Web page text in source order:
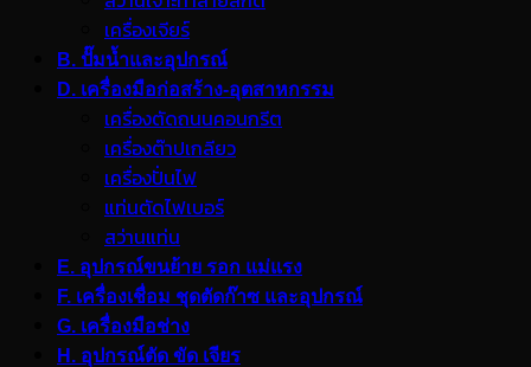
เครื่องเจียร์
B. ปั๊มน้ำและอุปกรณ์
D. เครื่องมือก่อสร้าง-อุตสาหกรรม
เครื่องตัดถนนคอนกรีต
เครื่องต๊าปเกลียว
เครื่องปั่นไฟ
แท่นตัดไฟเบอร์
สว่านแท่น
E. อุปกรณ์ขนย้าย รอก แม่แรง
F. เครื่องเชื่อม ชุดตัดก๊าซ และอุปกรณ์
G. เครื่องมือช่าง
H. อุปกรณ์ตัด ขัด เจียร